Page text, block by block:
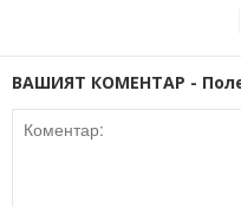
ВАШИЯТ КОМЕНТАР -